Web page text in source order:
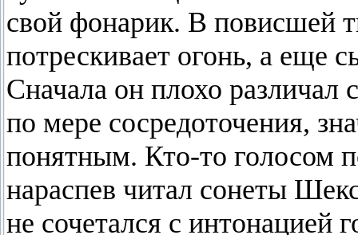
свой фонарик. В повисшей
потрескивает огонь, а еще
Сначала он плохо различал
по мере сосредоточения,
понятным. Кто-то голосом
нараспев читал сонеты
не сочетался с интонацией